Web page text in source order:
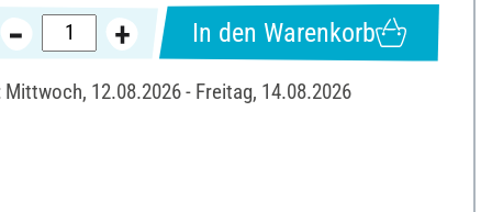
In den Warenkorb
12.08.2026 - Freitag, 14.08.2026